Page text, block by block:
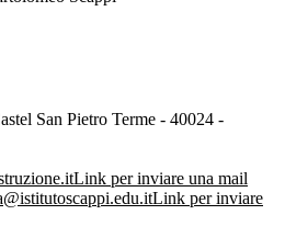
San Pietro Terme - 40024 -
Link per inviare una mail
Link per inviare